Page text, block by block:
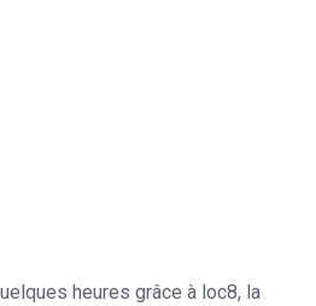
heures grâce à loc8, la